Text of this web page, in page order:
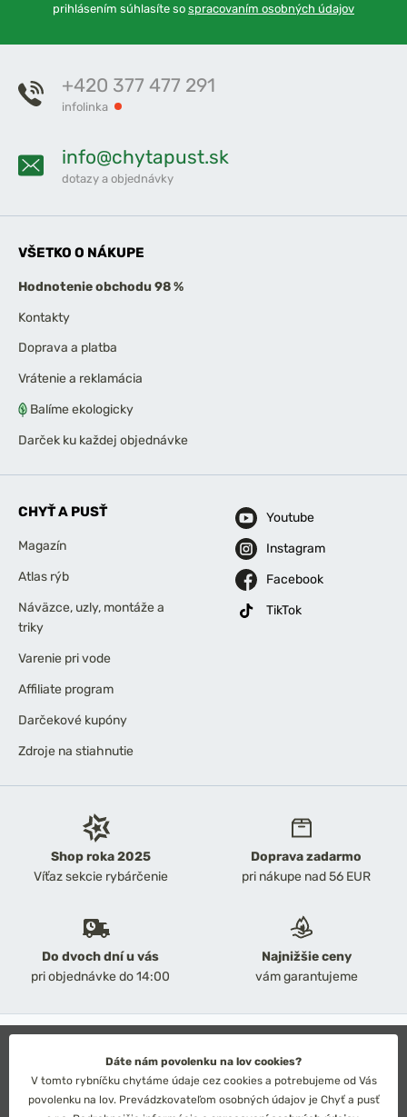
prihlásením súhlasíte so spracovaním osobných údajov
Shop roka 2025
Víťaz sekcie rybárčenie
Doprava zadarmo
pri nákupe nad 56 EUR
Do dvoch dní u vás
pri objednávke do 14:00
Najnižšie ceny
vám garantujeme
+420 377 477 291
infolinka
info@chytapust.sk
dotazy a objednávky
VŠETKO O NÁKUPE
Hodnotenie obchodu 98 %
Kontakty
Doprava a platba
Vrátenie a reklamácia
Balíme ekologicky
Darček ku každej objednávke
CHYŤ A PUSŤ
Magazín
Atlas rýb
Náväzce, uzly, montáže a
triky
Varenie pri vode
Affiliate program
Darčekové kupóny
Zdroje na stiahnutie
Youtube
Instagram
Facebook
TikTok
Obchodné podmienky
Ochrana osobných údajov
Technické riešenie: Simplia s.r.o.
Strategický dizajn: Petr Široký
Dáte nám povolenku na lov cookies?
V tomto rybníčku chytáme údaje cez cookies a potrebujeme od Vás
povolenku na lov. Prevádzkovateľom osobných údajov je Chyť a pusť